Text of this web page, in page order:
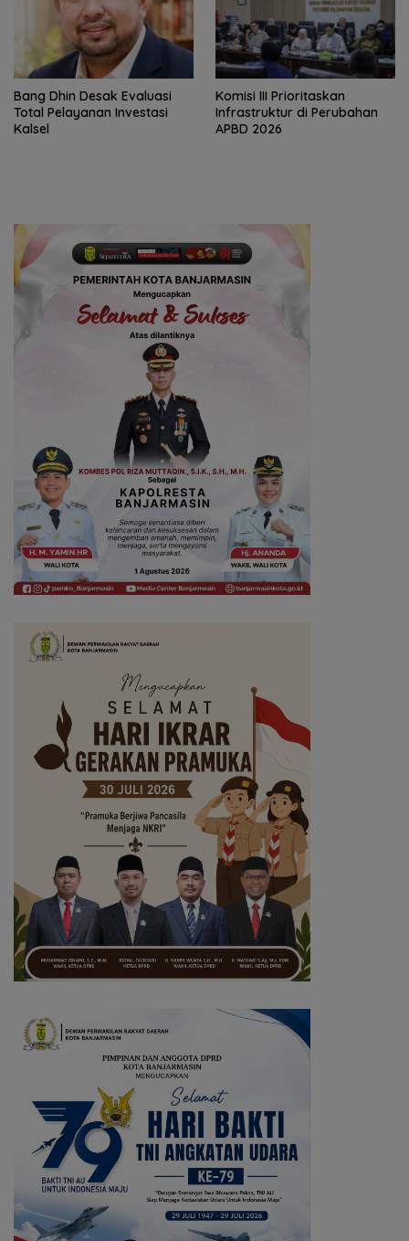
‎Bang Dhin Desak Evaluasi
Total Pelayanan Investasi
Kalsel
‎Komisi III Prioritaskan
Infrastruktur di Perubahan
APBD 2026